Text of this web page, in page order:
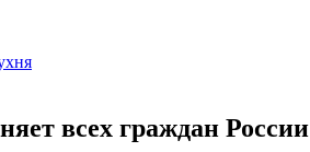
всех граждан России